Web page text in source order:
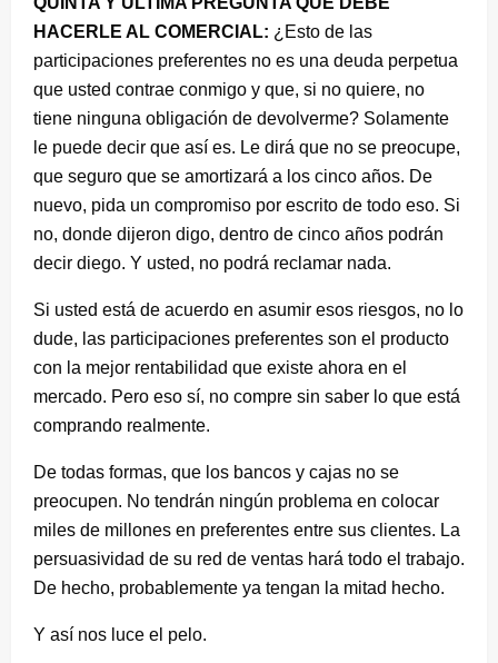
HACERLE AL COMERCIAL: ¿Esto de las
participaciones preferentes no es una deuda perpetua
que usted contrae conmigo y que, si no quiere, no
tiene ninguna obligación de devolverme? Solamente
le puede decir que así es. Le dirá que no se preocupe,
que seguro que se amortizará a los cinco años. De
nuevo, pida un compromiso por escrito de todo eso. Si
no, donde dijeron digo, dentro de cinco años podrán
decir diego. Y usted, no podrá reclamar nada.
Si usted está de acuerdo en asumir esos riesgos, no lo
dude, las participaciones preferentes son el producto
con la mejor rentabilidad que existe ahora en el
mercado. Pero eso sí, no compre sin saber lo que está
comprando realmente.
De todas formas, que los bancos y cajas no se
preocupen. No tendrán ningún problema en colocar
miles de millones en preferentes entre sus clientes. La
persuasividad de su red de ventas hará todo el trabajo.
De hecho, probablemente ya tengan la mitad hecho.
Y así nos luce el pelo.